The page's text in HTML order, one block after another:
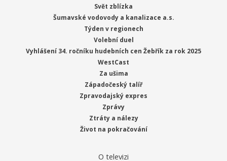
Svět zblízka
Šumavské vodovody a kanalizace a.s.
Týden v regionech
Volební duel
Vyhlášení 34. ročníku hudebních cen Žebřík za rok 2025
WestCast
Za ušima
Západočeský talíř
Zpravodajský expres
Zprávy
Ztráty a nálezy
Život na pokračování
O televizi